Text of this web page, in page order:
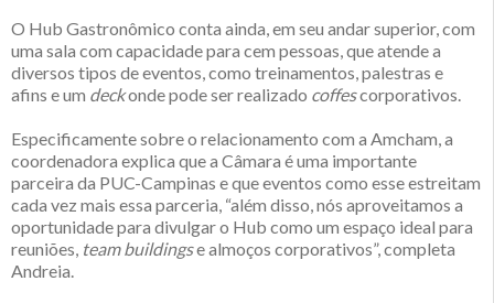
O Hub Gastronômico conta ainda, em seu andar superior, com
uma sala com capacidade para cem pessoas, que atende a
diversos tipos de eventos, como treinamentos, palestras e
afins e um deckonde pode ser realizado coffescorporativos.
Especificamente sobre o relacionamento com a Amcham, a
coordenadora explica que a Câmara é uma importante
parceira da PUC-Campinas e que eventos como esse estreitam
cada vez mais essa parceria, “além disso, nós aproveitamos a
oportunidade para divulgar o Hub como um espaço ideal para
reuniões, team buildingse almoços corporativos”, completa
Andreia.